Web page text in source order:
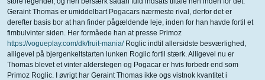
Geraint Thomas er umiddelbart Pogacars nærmeste rival, derfor det er
derefter basis bor at han finder pågældende leje, inden for han havde fortil et
fimbulvinter siden. Her formåede han at presse Primoz
https://vogueplay.com/dk/fruit-mania/Roglic indtil allersidste besværlighed,
alligevel på bjergenkeltstarten lunken Roglic fortil stærk. Alligevel nu er
Thomas blevet et vinter alderstegen og Pogacar er hvis forbedr end som
Primoz Roglic. I øvrigt har Geraint Thomas ikke ogs vistnok kvantitet i